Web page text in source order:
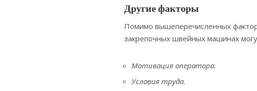
Другие факторы
Помимо вышеперечисленных
закрепочных швейных машинах
Мотивация оператора.
Условия труда.